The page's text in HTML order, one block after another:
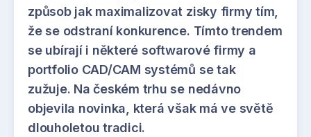
způsob jak maximalizovat zisky firmy tím,
že se odstraní konkurence. Tímto trendem
se ubírají i některé softwarové firmy a
portfolio CAD/CAM systémů se tak
zužuje. Na českém trhu se nedávno
objevila novinka, která však má ve světě
dlouholetou tradici.